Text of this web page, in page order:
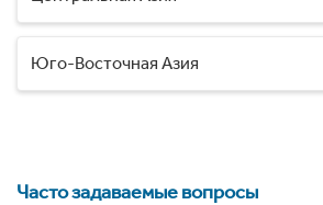
Юго-Восточная Азия
Часто задаваемые вопросы